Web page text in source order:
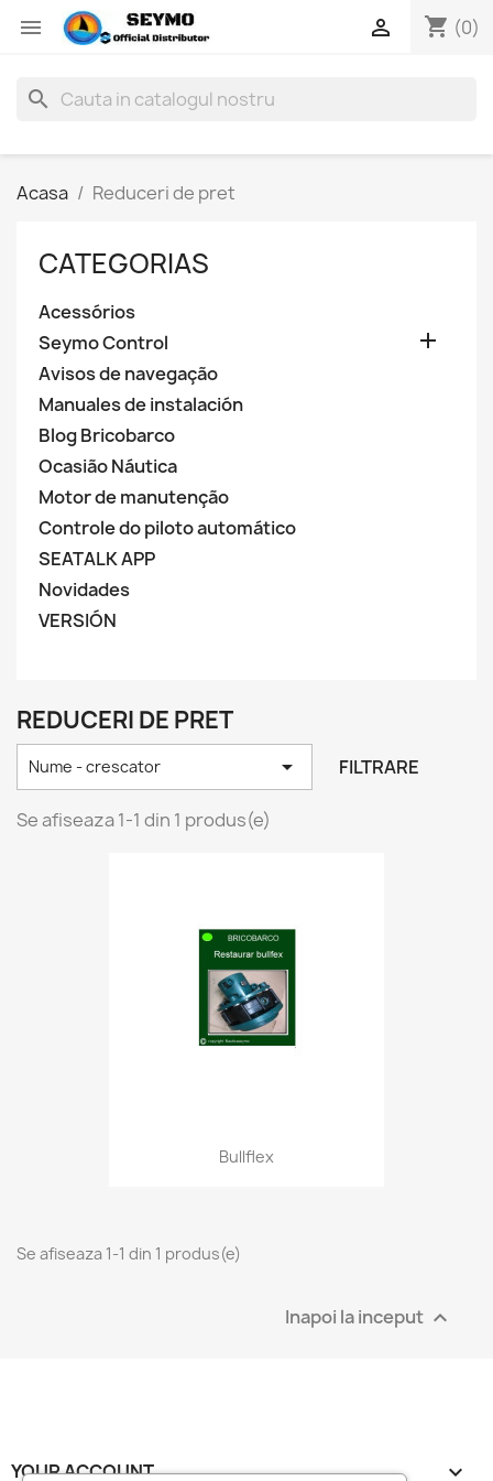
 shopping_cart (0)

search
Acasa Reduceri de pret
CATEGORIAS
Acessórios
Seymo Control

Avisos de navegação
Manuales de instalación
Blog Bricobarco
Ocasião Náutica
Motor de manutenção
Controle do piloto automático
SEATALK APP
Novidades
VERSIÓN
REDUCERI DE PRET
Nume - crescator  FILTRARE
Se afiseaza 1-1 din 1 produs(e)
Bullflex
Se afiseaza 1-1 din 1 produs(e)
Inapoi la inceput 
YOUR ACCOUNT 